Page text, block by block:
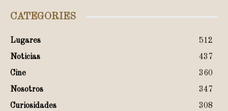
CATEGORIES
Lugares
512
Noticias
437
Cine
360
Nosotros
347
Curiosidades
308